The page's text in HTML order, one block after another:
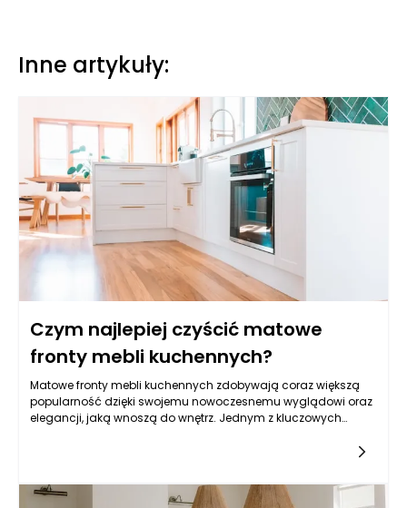
Inne artykuły:
Czym najlepiej czyścić matowe
fronty mebli kuchennych?
Matowe fronty mebli kuchennych zdobywają coraz większą
popularność dzięki swojemu nowoczesnemu wyglądowi oraz
elegancji, jaką wnoszą do wnętrz. Jednym z kluczowych
której nie powinno się zakłócać poprzez niewłaściwe sposoby
pielęgnować matowe powierzchnie, by zachowały one swoje
piękno na dłużej.